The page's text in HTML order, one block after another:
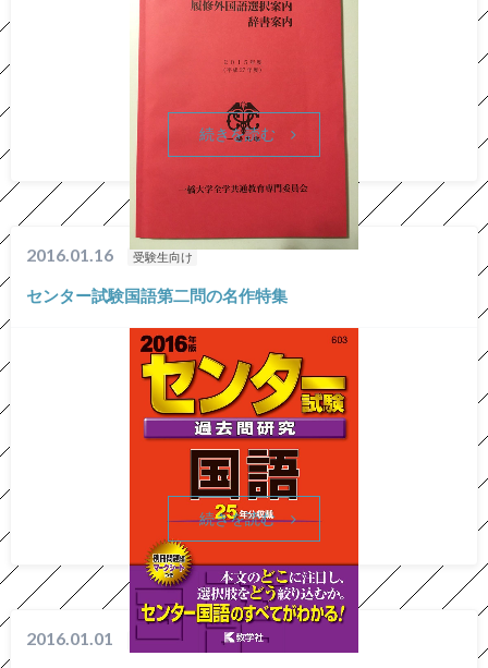
続きを読む
2016.01.16 受験生向け
センター試験国語第二問の名作特集
続きを読む
2016.01.01 キャンパスライフ